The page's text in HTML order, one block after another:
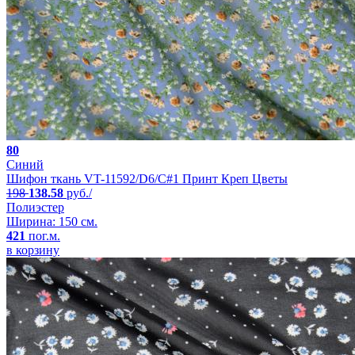
80
Синий
Шифон ткань VT-11592/D6/C#1 Принт Креп Цветы
198138.58 руб./
Полиэстер
Ширина: 150 см.
421 пог.м.
в корзину